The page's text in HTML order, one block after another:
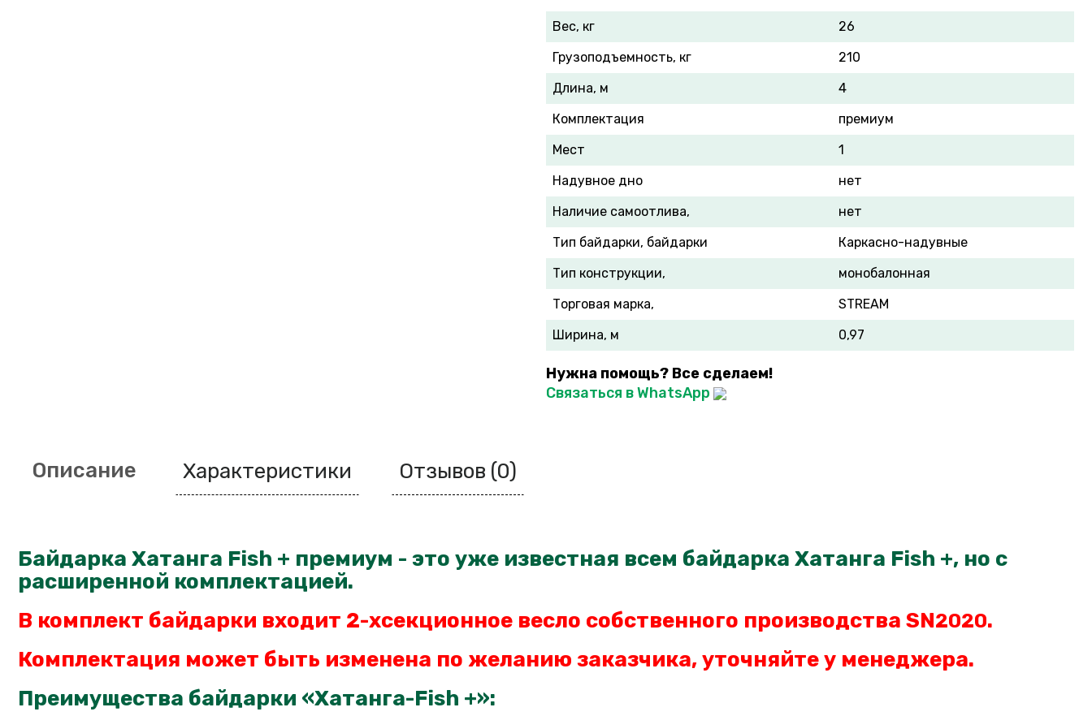
Вес, кг
26
Грузоподъемность, кг
210
Длина, м
4
Комплектация
премиум
Мест
1
Надувное дно
нет
Наличие самоотлива,
нет
Тип байдарки, байдарки
Каркасно-надувные
Тип конструкции,
монобалонная
Торговая марка,
STREAM
Ширина, м
0,97
Нужна помощь? Все сделаем!
Связаться в WhatsApp
Описание Характеристики Отзывов (0)
Байдарка Хатанга Fish + премиум - это уже известная всем байдарка Хатанга Fish +, но с
расширенной комплектацией.
В комплект байдарки входит 2-хсекционное весло собственного производства SN2020.
Комплектация может быть изменена по желанию заказчика, уточняйте у менеджера.
Преимущества байдарки «Хатанга-Fish +»: